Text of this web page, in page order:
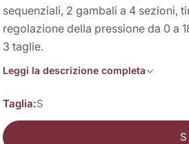
Apri supporto 3 in modalità modale
sequenziali, 2 gambali a 4 sezioni,
regolazione della pressione da 0 a
3 taglie.
Leggi la descrizione completa
Taglia:S
S